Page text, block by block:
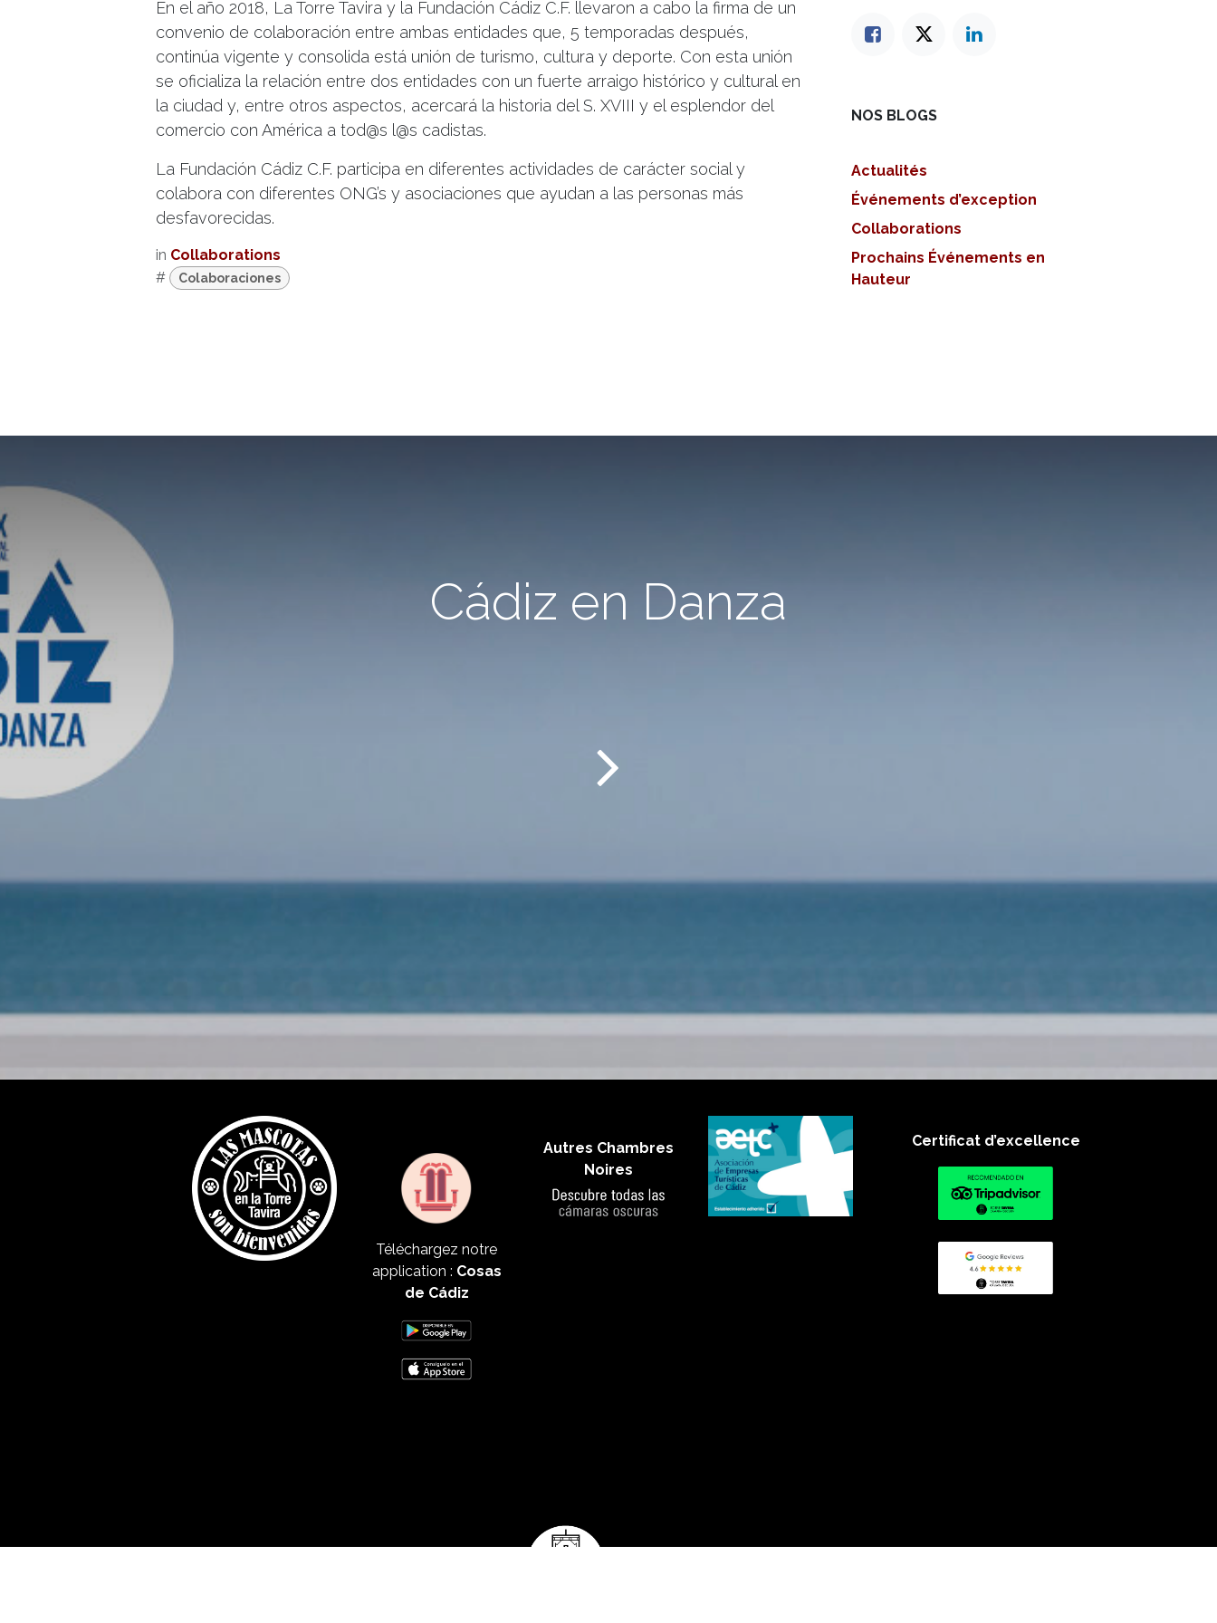
En el año 2018, La Torre Tavira y la Fundación Cádiz C.F. llevaron a cabo la firma de un
convenio de colaboración entre ambas entidades que, 5 temporadas después,
continúa vigente y consolida está unión de turismo, cultura y deporte. Con esta unión
se oficializa la relación entre dos entidades con un fuerte arraigo histórico y cultural en
la ciudad y, entre otros aspectos, acercará la historia del S. XVIII y el esplendor del
comercio con América a tod@s l@s cadistas.
La Fundación Cádiz C.F. participa en diferentes actividades de carácter social y
colabora con diferentes ONG’s y asociaciones que ayudan a las personas más
desfavorecidas.
in Collaborations
#
Colaboraciones
NOS BLOGS
Actualités
Événements d’exception
Collaborations
Prochains Événements en
Hauteur
Cádiz en Danza
Téléchargez notre
application : Cosas
de Cádiz
Autres Chambres
Noires
Certificat d’excellence